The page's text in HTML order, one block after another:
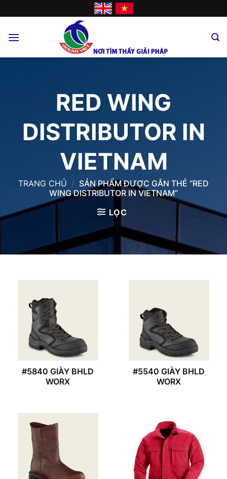
to
RED WING
DISTRIBUTOR IN
VIETNAM
TRANG CHỦ / SẢN PHẨM ĐƯỢC GẮN THẺ “RED
WING DISTRIBUTOR IN VIETNAM”
LỌC
#5840 GIÀY BHLD
WORX
#5540 GIÀY BHLD
WORX